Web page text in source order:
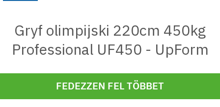
Gryf olimpijski 220cm 450kg
Professional UF450 - UpForm
FEDEZZEN FEL TÖBBET